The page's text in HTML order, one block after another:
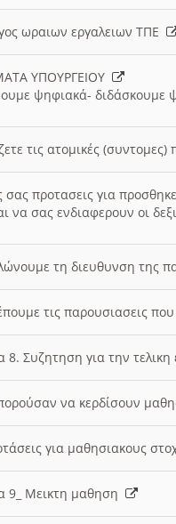
ωραιων εργαλειων ΤΠΕ
ΥΠΟΥΡΓΕΙΟΥ
ψηφιακά- διδάσκουμε
τις ατομικές
σας προτασεις για
να σας ενδιαφερουν οι
τη διευθυνση της
τις παρουσιασεις
Συζητηση για την
να κερδίσουν
για μαθησιακους
9_ Μεικτη μαθηση